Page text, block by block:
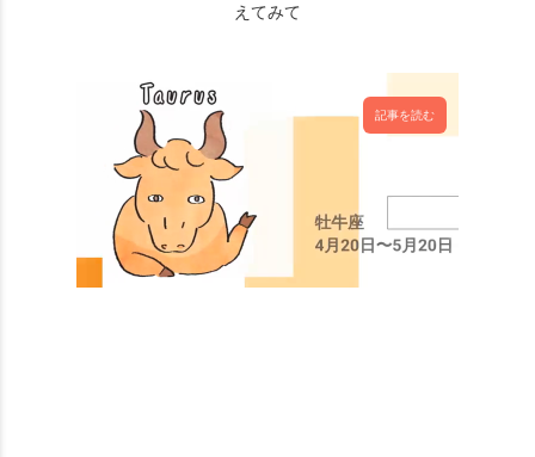
えてみて
記事を読む